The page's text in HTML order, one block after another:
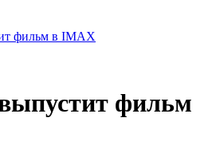
фильм в IMAX
фильм